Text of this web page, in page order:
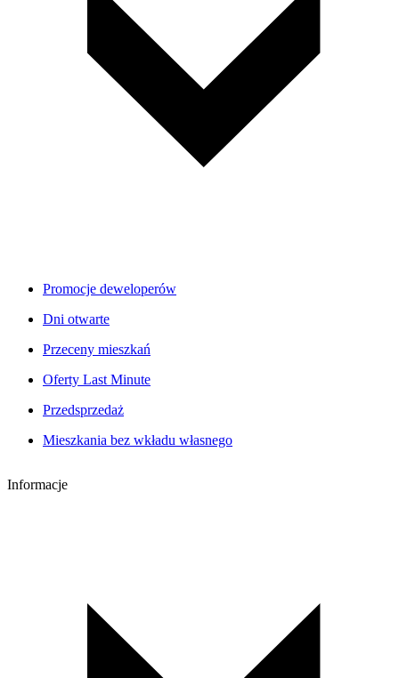
Promocje deweloperów
Dni otwarte
Przeceny mieszkań
Oferty Last Minute
Przedsprzedaż
Mieszkania bez wkładu własnego
Informacje